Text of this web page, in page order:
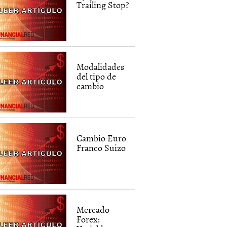
Trailing Stop?
Modalidades
del tipo de
cambio
Cambio Euro
Franco Suizo
Mercado
Forex: